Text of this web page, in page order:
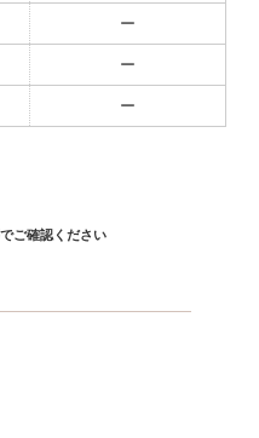
ー
ー
ー
ご確認ください